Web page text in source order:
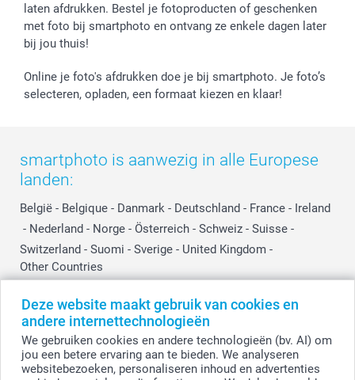
Deze website maakt gebruik van cookies en
andere internettechnologieën
We gebruiken cookies en andere technologieën (bv. AI) om
jou een betere ervaring aan te bieden. We analyseren
websitebezoeken, personaliseren inhoud en advertenties
Jobs & Stages
Investor Relations
laten afdrukken. Bestel je fotoproducten of geschenken
met foto bij smartphoto en ontvang ze enkele dagen later
bij jou thuis!
Online je foto's afdrukken doe je bij smartphoto. Je foto’s
selecteren, opladen, een formaat kiezen en klaar!
smartphoto is aanwezig in alle Europese
landen:
België - Belgique - Danmark - Deutschland - France - Ireland
- Nederland - Norge - Österreich - Schweiz - Suisse -
Switzerland - Suomi - Sverige - United Kingdom -
Other Countries
Alle prijzen zijn in EURO (€) inclusief BTW en exclusief verzendkosten.